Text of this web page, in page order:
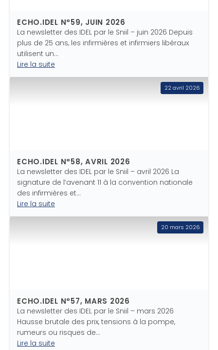
ECHO.IDEL N°59, JUIN 2026
La newsletter des IDEL par le Sniil – juin 2026 Depuis
plus de 25 ans, les infirmières et infirmiers libéraux
utilisent un…
Lire la suite
22 avril 2026
ECHO.IDEL N°58, AVRIL 2026
La newsletter des IDEL par le Sniil – avril 2026 La
signature de l’avenant 11 à la convention nationale
des infirmières et…
Lire la suite
20 mars 2026
ECHO.IDEL N°57, MARS 2026
La newsletter des IDEL par le Sniil – mars 2026
Hausse brutale des prix, tensions à la pompe,
rumeurs ou risques de…
Lire la suite